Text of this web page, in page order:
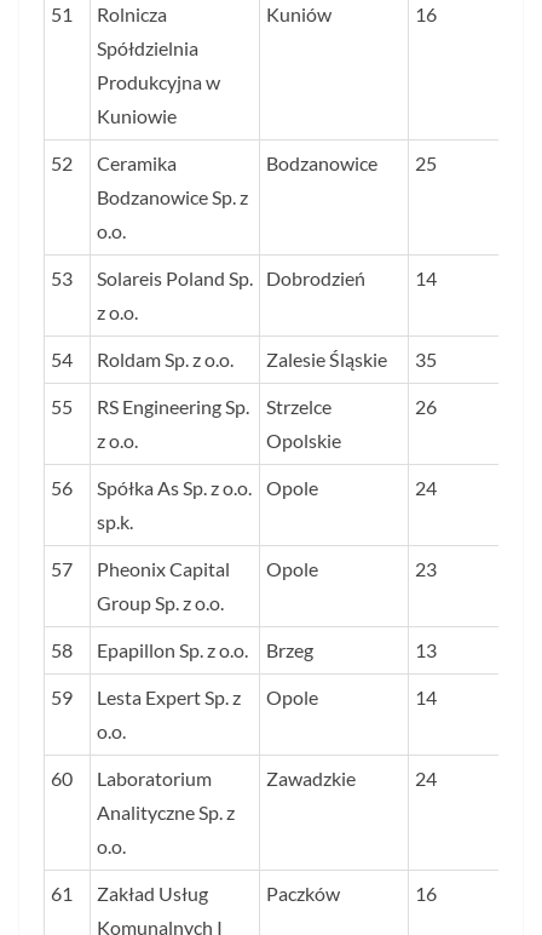
51
Rolnicza
Spółdzielnia
Produkcyjna w
Kuniowie
Kuniów 16
52
Ceramika
Bodzanowice Sp. z
o.o.
Bodzanowice 25
53
Solareis Poland Sp.
z o.o.
Dobrodzień 14
54 Roldam Sp. z o.o. Zalesie Śląskie 35
55
RS Engineering Sp.
z o.o.
Strzelce
Opolskie
26
56
Spółka As Sp. z o.o.
sp.k.
Opole 24
57
Pheonix Capital
Group Sp. z o.o.
Opole 23
58 Epapillon Sp. z o.o. Brzeg 13
59
Lesta Expert Sp. z
o.o.
Opole 14
60
Laboratorium
Analityczne Sp. z
o.o.
Zawadzkie 24
61
Zakład Usług
Komunalnych I
Paczków 16